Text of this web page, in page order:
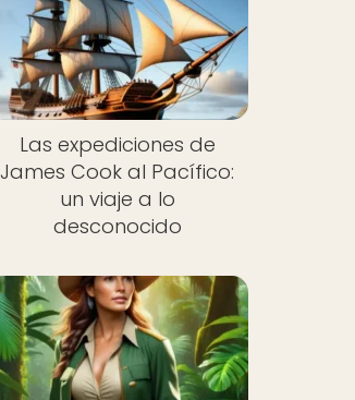
Las expediciones de
James Cook al Pacífico:
un viaje a lo
desconocido